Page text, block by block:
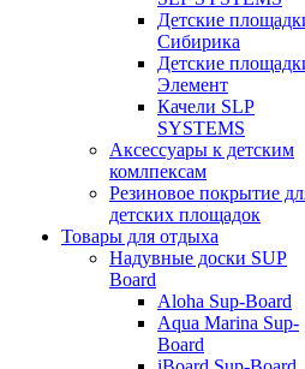
Детские
Сибирика
Детские
Элемент
Качели SLP
SYSTEMS
Аксессуары к детским
комлпексам
Резиновое покрытие
детских площадок
Товары для отдыха
Надувные доски SUP
Board
Aloha Sup-Board
Aqua Marina Sup-
Board